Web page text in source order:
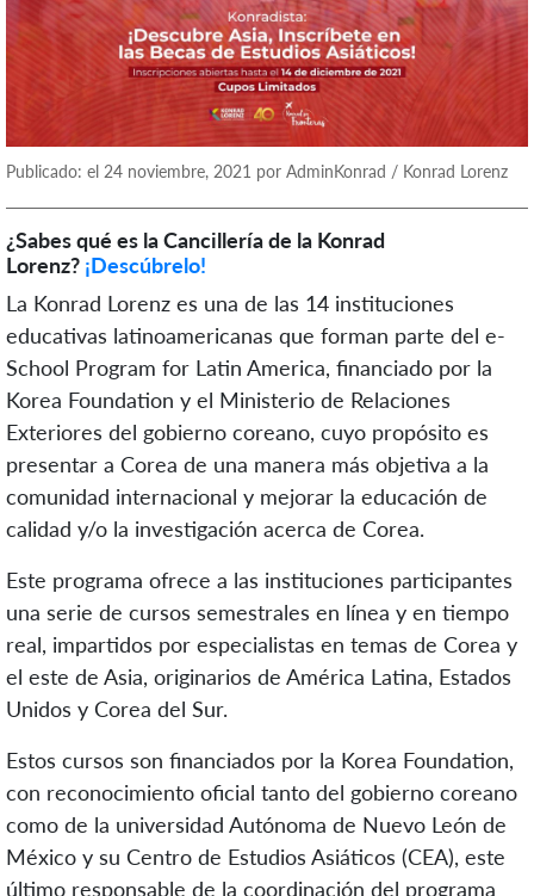
Publicado: el 24 noviembre, 2021 por AdminKonrad / Konrad Lorenz
¿Sabes qué es la Cancillería de la Konrad
Lorenz? ¡Descúbrelo!
La Konrad Lorenz es una de las 14 instituciones
educativas latinoamericanas que forman parte del e-
School Program for Latin America, financiado por la
Korea Foundation y el Ministerio de Relaciones
Exteriores del gobierno coreano, cuyo propósito es
presentar a Corea de una manera más objetiva a la
comunidad internacional y mejorar la educación de
calidad y/o la investigación acerca de Corea.
Este programa ofrece a las instituciones participantes
una serie de cursos semestrales en línea y en tiempo
real, impartidos por especialistas en temas de Corea y
el este de Asia, originarios de América Latina, Estados
Unidos y Corea del Sur.
Estos cursos son financiados por la Korea Foundation,
con reconocimiento oficial tanto del gobierno coreano
como de la universidad Autónoma de Nuevo León de
México y su Centro de Estudios Asiáticos (CEA), este
último responsable de la coordinación del programa